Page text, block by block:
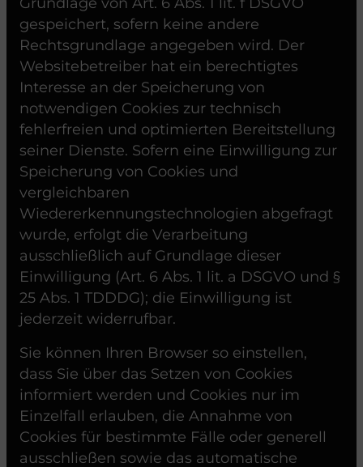
gespeichert, sofern keine andere
Rechtsgrundlage angegeben wird. Der
Websitebetreiber hat ein berechtigtes
Interesse an der Speicherung von
notwendigen Cookies zur technisch
fehlerfreien und optimierten Bereitstellung
seiner Dienste. Sofern eine Einwilligung zur
Speicherung von Cookies und
vergleichbaren
Wiedererkennungstechnologien abgefragt
wurde, erfolgt die Verarbeitung
ausschließlich auf Grundlage dieser
Einwilligung (Art. 6 Abs. 1 lit. a DSGVO und §
25 Abs. 1 TDDDG); die Einwilligung ist
jederzeit widerrufbar.
Sie können Ihren Browser so einstellen,
dass Sie über das Setzen von Cookies
informiert werden und Cookies nur im
Einzelfall erlauben, die Annahme von
Cookies für bestimmte Fälle oder generell
ausschließen sowie das automatische